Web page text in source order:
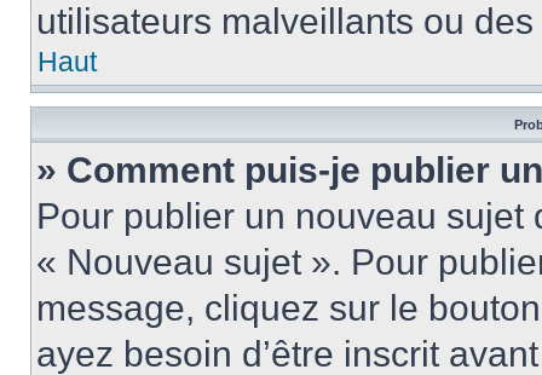
utilisateurs malveillants ou
Haut
» Comment puis-je publier
Pour publier un nouveau
« Nouveau sujet ». Pour
message, cliquez sur le
ayez besoin d’être inscrit